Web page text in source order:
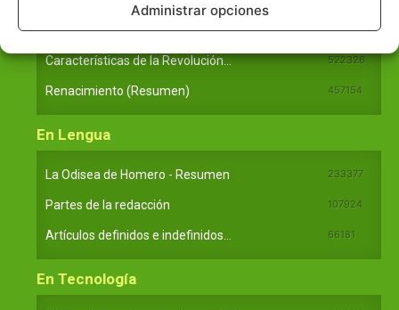
Administrar opciones
Las principales características... 525533
Características de la Revolución... 522326
Renacimiento (Resumen) 457154
En Lengua
La Odisea de Homero - Resumen 233377
Partes de la redacción 107924
Artículos definidos e indefinidos... 66181
En Tecnología